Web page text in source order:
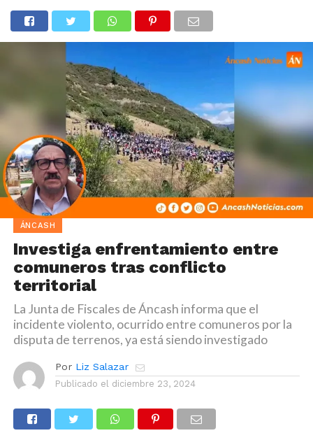
ÁNCASH
Investiga enfrentamiento entre
comuneros tras conflicto
territorial
La Junta de Fiscales de Áncash informa que el
incidente violento, ocurrido entre comuneros por la
disputa de terrenos, ya está siendo investigado
Por Liz Salazar
Publicado el diciembre 23, 2024